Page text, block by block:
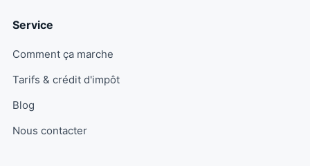
Service
Comment ça marche
Tarifs & crédit d'impôt
Blog
Nous contacter